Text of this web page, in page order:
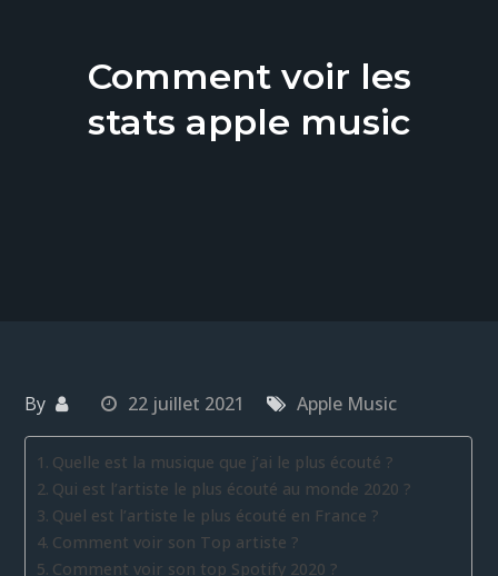
Comment voir les
stats apple music
By 22 juillet 2021 Apple Music
Quelle est la musique que j’ai le plus écouté ?
Qui est l’artiste le plus écouté au monde 2020 ?
Quel est l’artiste le plus écouté en France ?
Comment voir son Top artiste ?
Comment voir son top Spotify 2020 ?